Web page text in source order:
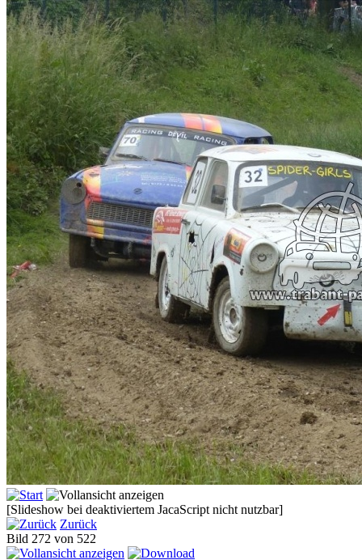
[Slideshow bei deaktiviertem JacaScript nicht nutzbar]
Zurück
Bild 272 von 522